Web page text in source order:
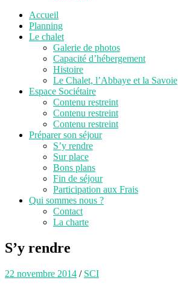
Accueil
Planning
Le chalet
Galerie de photos
Capacité d’hébergement
Histoire
Le Chalet, l’Abbaye et la Savoie
Espace Sociétaire
Contenu restreint
Contenu restreint
Contenu restreint
Préparer son séjour
S’y rendre
Sur place
Bons plans
Fin de séjour
Participation aux Frais
Qui sommes nous ?
Contact
La charte
S’y rendre
22 novembre 2014 / SCI